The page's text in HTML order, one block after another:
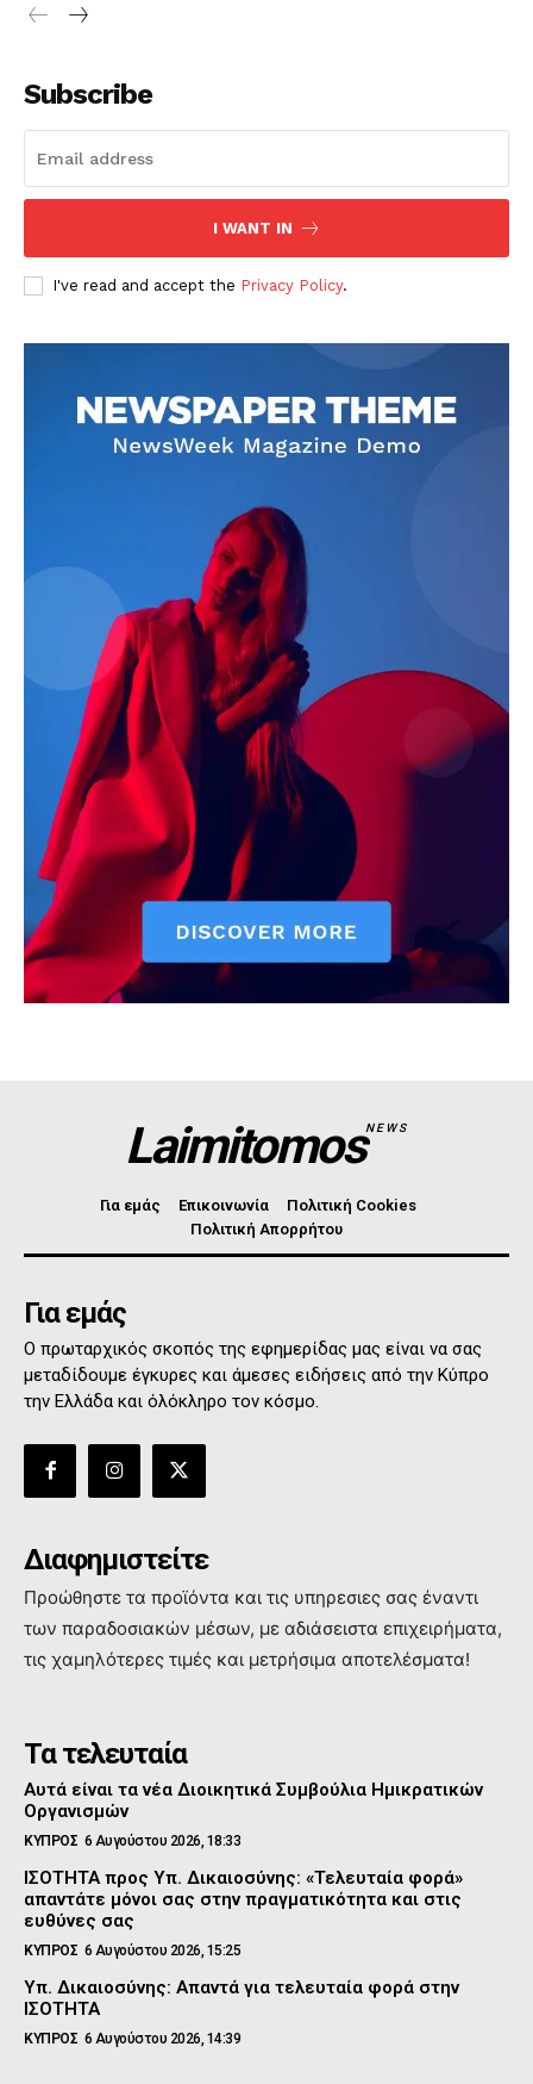
Subscribe
I WANT IN
I've read and accept the Privacy Policy.
LaimitomosNEWS
Για εμάς Επικοινωνία
Πολιτική Cookies
Πολιτική Απορρήτου
Για εμάς
Ο πρωταρχικός σκοπός της εφημερίδας μας είναι να σας
μεταδίδουμε έγκυρες και άμεσες ειδήσεις από την Κύπρο
την Ελλάδα και όλόκληρο τον κόσμο.
Διαφημιστείτε
Προώθηστε τα προϊόντα και τις υπηρεσιες σας έναντι
των παραδοσιακών μέσων, με αδιάσειστα επιχειρήματα,
τις χαμηλότερες τιμές και μετρήσιμα αποτελέσματα!
Τα τελευταία
Αυτά είναι τα νέα Διοικητικά Συμβούλια Ημικρατικών
Οργανισμών
ΚΥΠΡΟΣ 6 Αυγούστου 2026, 18:33
ΙΣΟΤΗΤΑ προς Υπ. Δικαιοσύνης: «Τελευταία φορά»
απαντάτε μόνοι σας στην πραγματικότητα και στις
ευθύνες σας
ΚΥΠΡΟΣ 6 Αυγούστου 2026, 15:25
Υπ. Δικαιοσύνης: Απαντά για τελευταία φορά στην
ΙΣΟΤΗΤΑ
ΚΥΠΡΟΣ 6 Αυγούστου 2026, 14:39